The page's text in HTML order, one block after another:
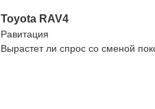
Toyota RAV4
Равитация
Вырастет ли спрос со сменой